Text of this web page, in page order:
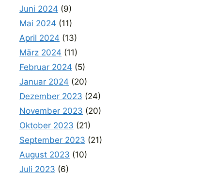
Juni 2024 (9)
Mai 2024 (11)
April 2024 (13)
März 2024 (11)
Februar 2024 (5)
Januar 2024 (20)
Dezember 2023 (24)
November 2023 (20)
Oktober 2023 (21)
September 2023 (21)
August 2023 (10)
Juli 2023 (6)